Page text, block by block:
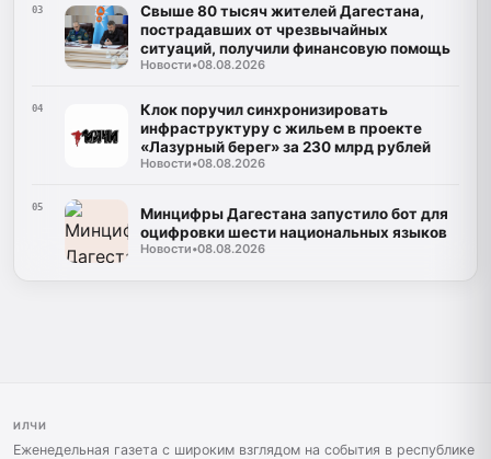
03
Свыше 80 тысяч жителей Дагестана,
пострадавших от чрезвычайных
ситуаций, получили финансовую помощь
Новости•08.08.2026
04
Клок поручил синхронизировать
инфраструктуру с жильем в проекте
«Лазурный берег» за 230 млрд рублей
Новости•08.08.2026
05
Минцифры Дагестана запустило бот для
оцифровки шести национальных языков
Новости•08.08.2026
ИЛЧИ
Еженедельная газета с широким взглядом на события в республике